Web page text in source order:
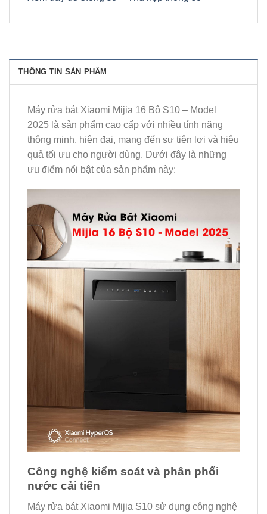
THÔNG TIN SẢN PHẨM
Máy rửa bát Xiaomi Mijia 16 Bộ S10 – Model
2025 là sản phẩm cao cấp với nhiều tính năng
thông minh, hiện đại, mang đến sự tiện lợi và hiệu
quả tối ưu cho người dùng. Dưới đây là những
ưu điểm nổi bật của sản phẩm này:
Công nghệ kiểm soát và phân phối
nước cải tiến
Máy rửa bát Xiaomi Mijia S10 sử dụng công nghệ